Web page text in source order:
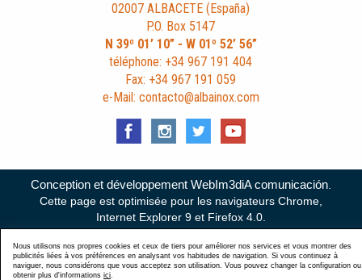
02007 ALBACETE (España)
P.O. Box 5147
N 39º 01’ 10” - W 01º 52’ 56”
téléphone: +34 967 191 404
Fax: +34 967 191 059
e-Mail: contacto@albainox.com
Conception et développement WebIm3diA comunicación.
Cette page est optimisée pour les navigateurs Chrome,
Internet Explorer 9 et Firefox 4.0.
Nous utilisons nos propres cookies et ceux de tiers pour améliorer nos services et vous montrer des
publicités liées à vos préférences en analysant vos habitudes de navigation. Si vous continuez à
naviguer, nous considérons que vous acceptez son utilisation. Vous pouvez changer la configuration ou
obtenir plus d'informations ici.